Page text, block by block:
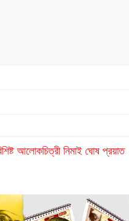
আলোকচিত্রী নিমাই ঘোষ প্রয়াত